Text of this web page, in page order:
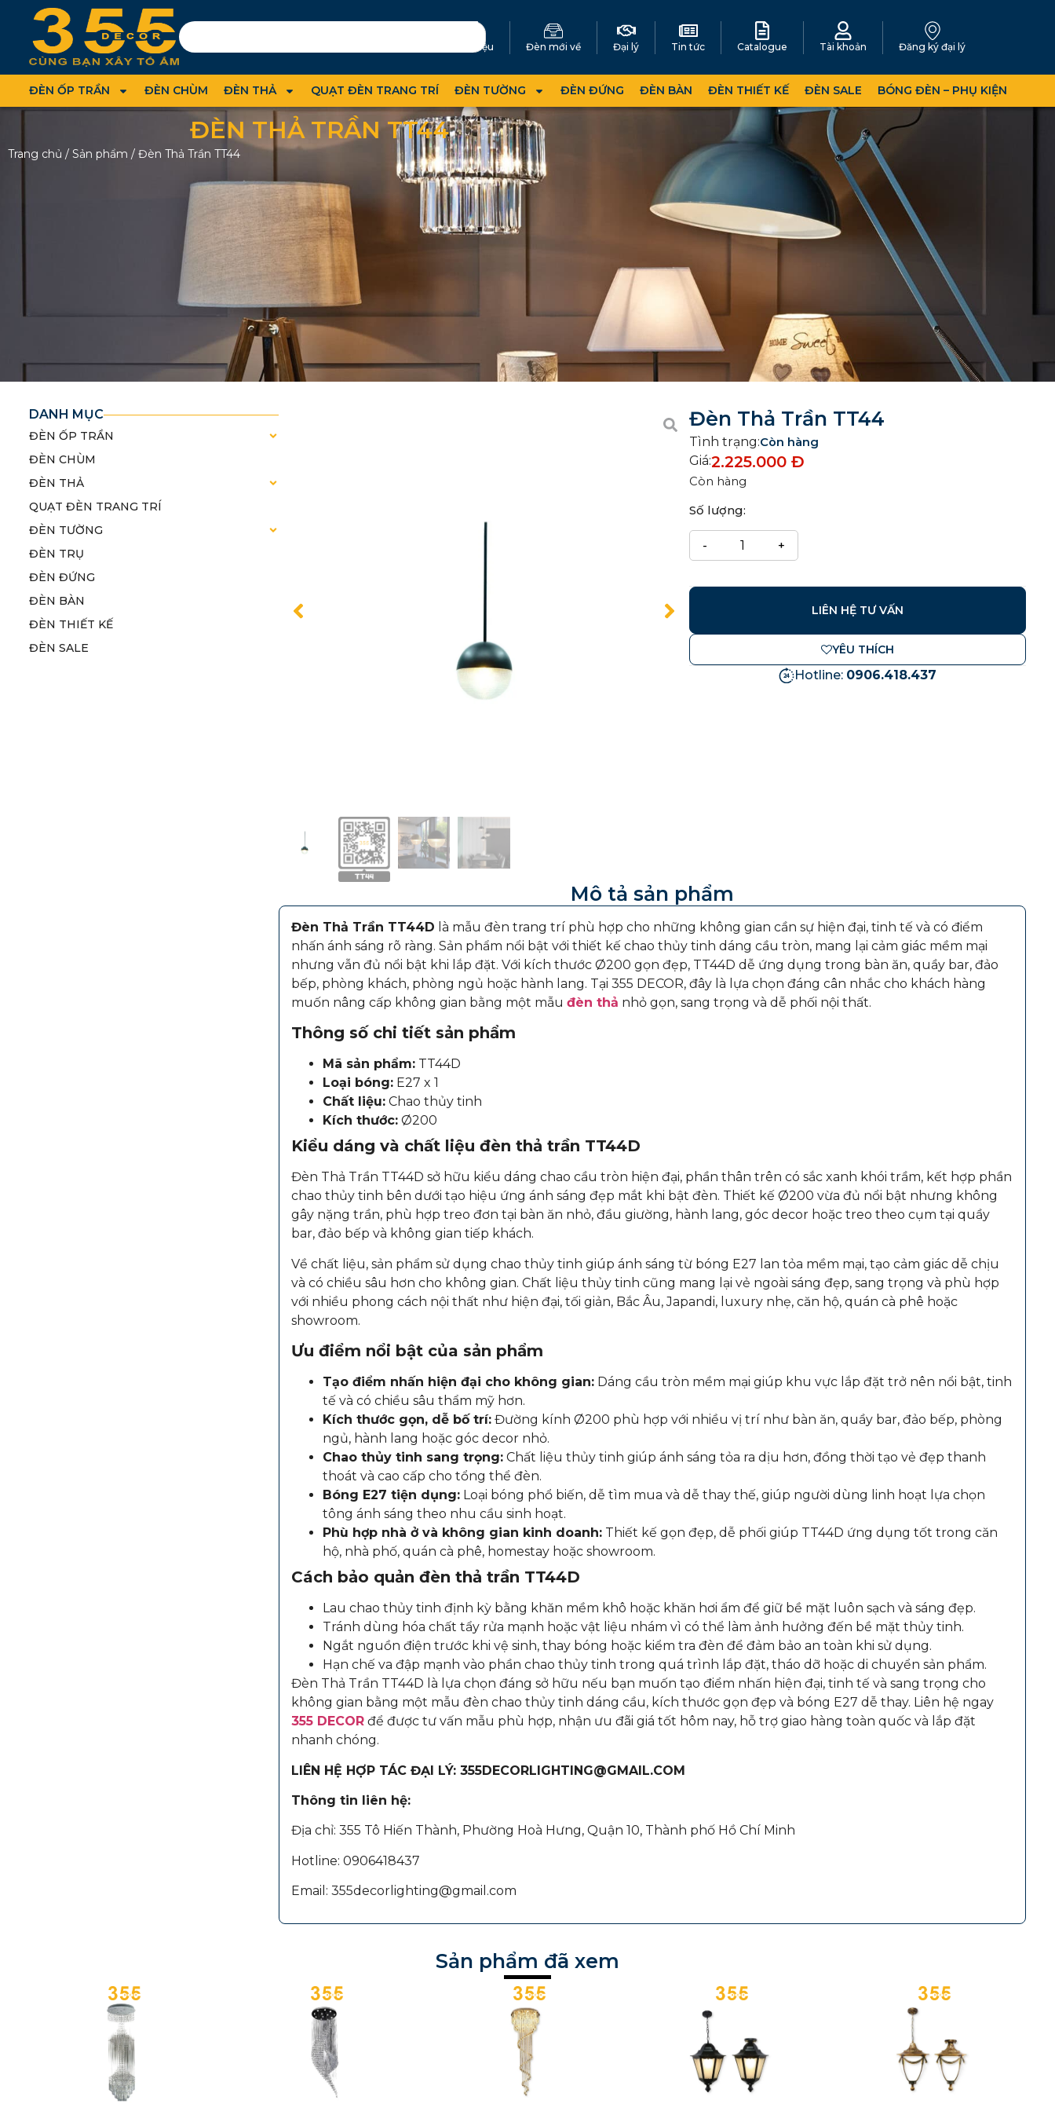
Giới thiệu Đèn mới về Đại lý Tin tức Catalogue Tài khoản Đăng ký đại lý
ĐÈN ỐP TRẦN ĐÈN CHÙM ĐÈN THẢ QUẠT ĐÈN TRANG TRÍ ĐÈN TƯỜNG ĐÈN ĐỨNG ĐÈN BÀN ĐÈN THIẾT KẾ ĐÈN SALE BÓNG ĐÈN – PHỤ KIỆN
ĐÈN THẢ TRẦN TT44
Trang chủ / Sản phẩm / Đèn Thả Trần TT44
DANH MỤC
ĐÈN ỐP TRẦN
ĐÈN CHÙM
ĐÈN THẢ
QUẠT ĐÈN TRANG TRÍ
ĐÈN TƯỜNG
ĐÈN TRỤ
ĐÈN ĐỨNG
ĐÈN BÀN
ĐÈN THIẾT KẾ
ĐÈN SALE
Đèn Thả Trần TT44
Tình trạng:Còn hàng
Giá:2.225.000Đ
Còn hàng
Số lượng:
LIÊN HỆ TƯ VẤN
YÊU THÍCH
Hotline: 0906.418.437
Mô tả sản phẩm
Đèn Thả Trần TT44D là mẫu đèn trang trí phù hợp cho những không gian cần sự hiện đại, tinh tế và có điểm
nhấn ánh sáng rõ ràng. Sản phẩm nổi bật với thiết kế chao thủy tinh dáng cầu tròn, mang lại cảm giác mềm mại
nhưng vẫn đủ nổi bật khi lắp đặt. Với kích thước Ø200 gọn đẹp, TT44D dễ ứng dụng trong bàn ăn, quầy bar, đảo
bếp, phòng khách, phòng ngủ hoặc hành lang. Tại 355 DECOR, đây là lựa chọn đáng cân nhắc cho khách hàng
muốn nâng cấp không gian bằng một mẫu đèn thả nhỏ gọn, sang trọng và dễ phối nội thất.
Thông số chi tiết sản phẩm
Mã sản phẩm:TT44D
Loại bóng:E27 x 1
Chất liệu:Chao thủy tinh
Kích thước:Ø200
Kiểu dáng và chất liệu đèn thả trần TT44D
Đèn Thả Trần TT44D sở hữu kiểu dáng chao cầu tròn hiện đại, phần thân trên có sắc xanh khói trầm, kết hợp phần
chao thủy tinh bên dưới tạo hiệu ứng ánh sáng đẹp mắt khi bật đèn. Thiết kế Ø200 vừa đủ nổi bật nhưng không
gây nặng trần, phù hợp treo đơn tại bàn ăn nhỏ, đầu giường, hành lang, góc decor hoặc treo theo cụm tại quầy
bar, đảo bếp và không gian tiếp khách.
Về chất liệu, sản phẩm sử dụng chao thủy tinh giúp ánh sáng từ bóng E27 lan tỏa mềm mại, tạo cảm giác dễ chịu
và có chiều sâu hơn cho không gian. Chất liệu thủy tinh cũng mang lại vẻ ngoài sáng đẹp, sang trọng và phù hợp
với nhiều phong cách nội thất như hiện đại, tối giản, Bắc Âu, Japandi, luxury nhẹ, căn hộ, quán cà phê hoặc
showroom.
Ưu điểm nổi bật của sản phẩm
Tạo điểm nhấn hiện đại cho không gian:Dáng cầu tròn mềm mại giúp khu vực lắp đặt trở nên nổi bật, tinh
tế và có chiều sâu thẩm mỹ hơn.
Kích thước gọn, dễ bố trí:Đường kính Ø200 phù hợp với nhiều vị trí như bàn ăn, quầy bar, đảo bếp, phòng
ngủ, hành lang hoặc góc decor nhỏ.
Chao thủy tinh sang trọng:Chất liệu thủy tinh giúp ánh sáng tỏa ra dịu hơn, đồng thời tạo vẻ đẹp thanh
thoát và cao cấp cho tổng thể đèn.
Bóng E27 tiện dụng:Loại bóng phổ biến, dễ tìm mua và dễ thay thế, giúp người dùng linh hoạt lựa chọn
tông ánh sáng theo nhu cầu sinh hoạt.
Phù hợp nhà ở và không gian kinh doanh:Thiết kế gọn đẹp, dễ phối giúp TT44D ứng dụng tốt trong căn
hộ, nhà phố, quán cà phê, homestay hoặc showroom.
Cách bảo quản đèn thả trần TT44D
Lau chao thủy tinh định kỳ bằng khăn mềm khô hoặc khăn hơi ẩm để giữ bề mặt luôn sạch và sáng đẹp.
Tránh dùng hóa chất tẩy rửa mạnh hoặc vật liệu nhám vì có thể làm ảnh hưởng đến bề mặt thủy tinh.
Ngắt nguồn điện trước khi vệ sinh, thay bóng hoặc kiểm tra đèn để đảm bảo an toàn khi sử dụng.
Hạn chế va đập mạnh vào phần chao thủy tinh trong quá trình lắp đặt, tháo dỡ hoặc di chuyển sản phẩm.
Đèn Thả Trần TT44D là lựa chọn đáng sở hữu nếu bạn muốn tạo điểm nhấn hiện đại, tinh tế và sang trọng cho
không gian bằng một mẫu đèn chao thủy tinh dáng cầu, kích thước gọn đẹp và bóng E27 dễ thay. Liên hệ ngay
355 DECORđể được tư vấn mẫu phù hợp, nhận ưu đãi giá tốt hôm nay, hỗ trợ giao hàng toàn quốc và lắp đặt
nhanh chóng.
LIÊN HỆ HỢP TÁC ĐẠI LÝ: 355DECORLIGHTING@GMAIL.COM
Thông tin liên hệ:
Địa chỉ: 355 Tô Hiến Thành, Phường Hoà Hưng, Quận 10, Thành phố Hồ Chí Minh
Hotline: 0906418437
Email: 355decorlighting@gmail.com
Sản phẩm đã xem